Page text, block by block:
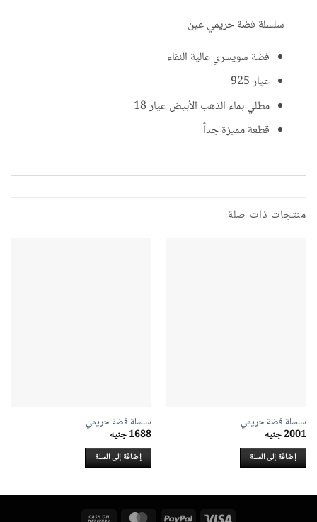
سلسلة فضة حريمي عين
فضة سويسري عالية النقاء
عيار 925
مطلي بماء الذهب الأبيض عيار 18
قطعة مميزة جداً
منتجات ذات صلة
سلسلة فضة حريمي
2001جنيه
إضافة إلى السلة
سلسلة فضة حريمي
1688جنيه
إضافة إلى السلة